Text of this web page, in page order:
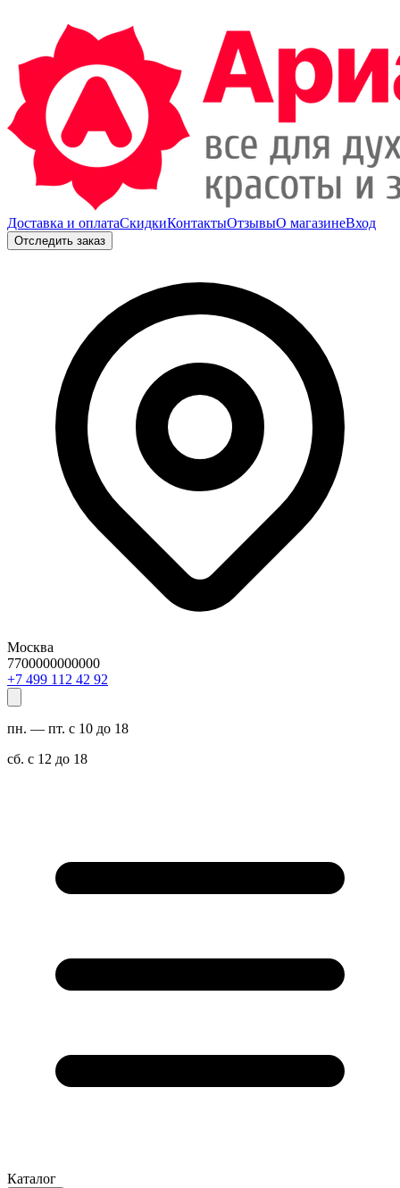
Доставка и оплатаСкидкиКонтактыОтзывыО магазинеВход
Отследить заказ
Москва
7700000000000
29 24 211 994 7+
пн. — пт. с 10 до 18
сб. с 12 до 18
Каталог